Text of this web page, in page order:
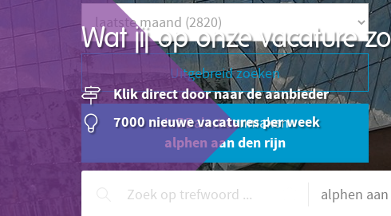
Wat jij op onze vacature
Klik direct door naar de aanbieder
7000 nieuwe vacatures per week
Uitgebreid zoeken
JoBBalert aanmaken
alphen aan den rijn
Hulp nodig?